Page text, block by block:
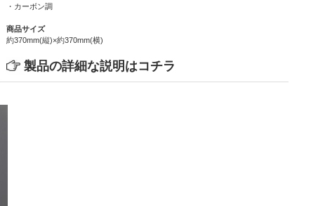
・カーボン調
商品サイズ
約370mm(縦)×約370mm(横)
製品の詳細な説明はコチラ